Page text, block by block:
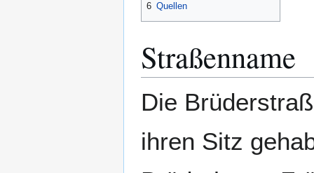
6 Quellen
Straßenname
Die
ihren Sitz